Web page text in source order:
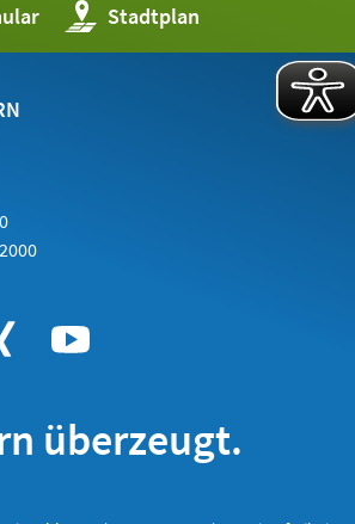
Stadtplan
(Öffnet
in
einem
überzeugt.